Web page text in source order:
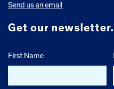
Send us an email
Get our newsletter.
First Name